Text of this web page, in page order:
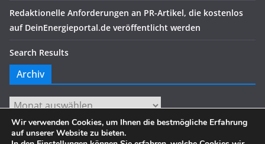
Redaktionelle Anforderungen an PR-Artikel, die kostenlos
auf DeinEnergieportal.de veröffentlicht werden
Search Results
Archiv
Archiv
Wir verwenden Cookies, um Ihnen die bestmögliche Erfahrung
auf unserer Website zu bieten.